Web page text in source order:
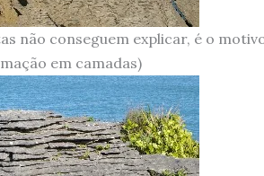
não conseguem explicar, é o
em camadas)